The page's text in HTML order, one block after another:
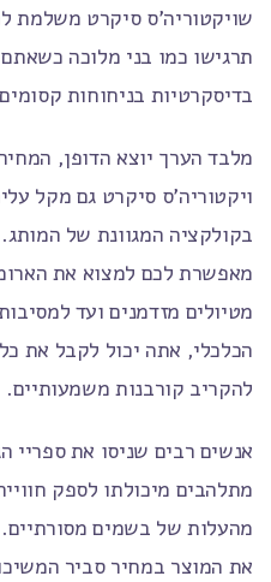
שויקטוריה'ס סיקרט משלמת
תרגישו כמו בני מלוכה
בדיסקרטיות בניחוחות
מלבד הערך יוצא הדופן,
ויקטוריה'ס סיקרט גם מקל
בקולקציה המגוונת של
מאפשרת לכם למצוא את
מטיולים מזדמנים ועד
הכלכלי, אתה יכול לקבל את
להקריב קורבנות משמעותיים.
אנשים רבים שניסו את ספריי
מתלהבים מיכולתו לספק
מהעלות של בשמים
את המוצר במחיר סביר